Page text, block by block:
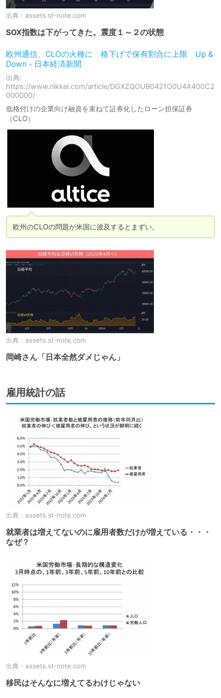
出典： assets.st-note.com
SOX指数は下がってきた。震度１～２の状態
欧州通信、CLOの火種に 格下げで保有割合に上限 Up &
Down - 日本経済新聞
出典:
https://www.nikkei.com/article/DGXZQOUB0421O0U4A400C2
000000/
低格付けの企業向け融資を束ねて証券化したローン担保証券
（CLO）
欧州のCLOの問題が米国に波及するとまずい。
出典： assets.st-note.com
岡崎さん「日本全然ダメじゃん」
雇用統計の話
出典： assets.st-note.com
就業者は増えてないのに雇用者数だけが増えている・・・
なぜ？
出典： assets.st-note.com
移民はそんなに増えてるわけじゃない